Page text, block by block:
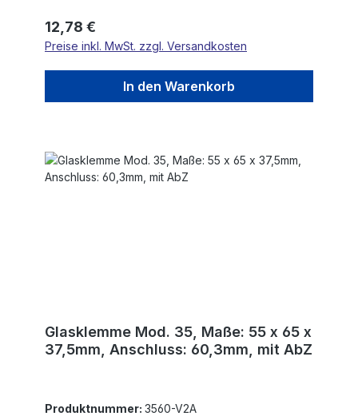
Regulärer Preis:
12,78 €
Preise inkl. MwSt. zzgl. Versandkosten
In den Warenkorb
Glasklemme Mod. 35, Maße: 55 x 65 x
37,5mm, Anschluss: 60,3mm, mit AbZ
Produktnummer: 3560-V2A